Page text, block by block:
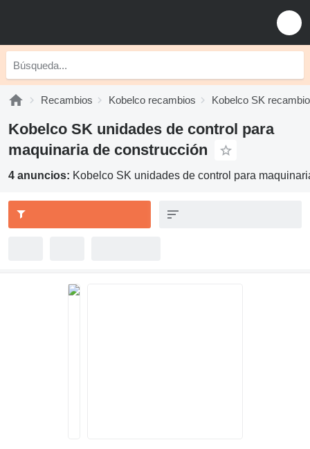
Recambios Kobelco recambios Kobelco SK
Kobelco SK unidades de control para
maquinaria de construcción
4 anuncios: Kobelco SK unidades de control para